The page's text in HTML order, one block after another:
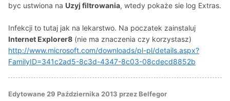
byc ustwiona na Uzyj filtrowania, wtedy pokaże sie log Extras.
Infekcji to tutaj jak na lekarstwo. Na poczatek zainstaluj
Internet Explorer8 (nie ma znaczenia czy korzystasz)
http://www.microsoft.com/downloads/pl-pl/details.aspx?
FamilyID=341c2ad5-8c3d-4347-8c03-08cdecd8852b
Edytowane 29 Października 2013 przez Belfegor